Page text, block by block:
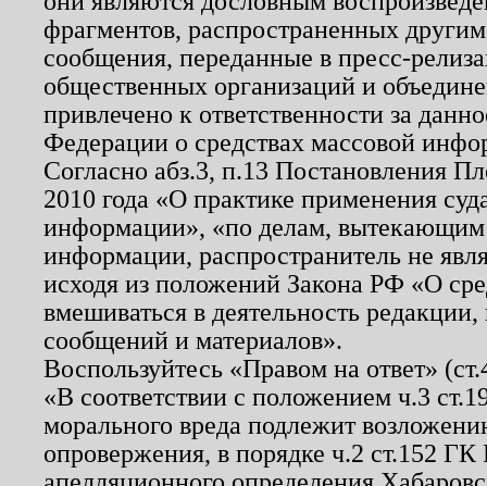
фрагментов, распространенных
сообщения, переданные в пресс-
общественных организаций и
привлечено к ответственности за
Федерации о средствах массовой
Согласно абз.3, п.13 Постановления
2010 года «О практике применения
информации», «по делам, вытекающим
информации, распространитель не
исходя из положений Закона РФ «О
вмешиваться в деятельность
сообщений и материалов».
Воспользуйтесь «Правом на ответ»
«В соответствии с положением ч.3
морального вреда подлежит
опровержения, в порядке ч.2 ст.152